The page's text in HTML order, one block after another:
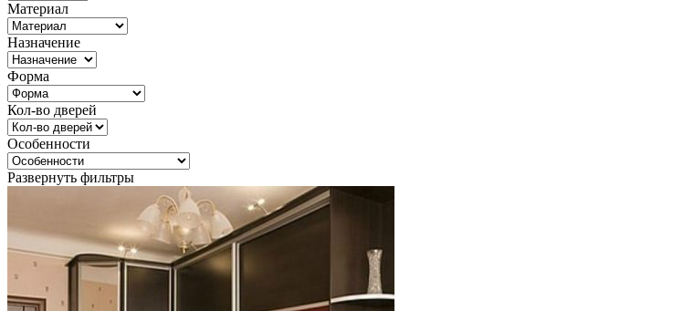
Материал
Назначение
Форма
Кол-во дверей
Особенности
Развернуть фильтры